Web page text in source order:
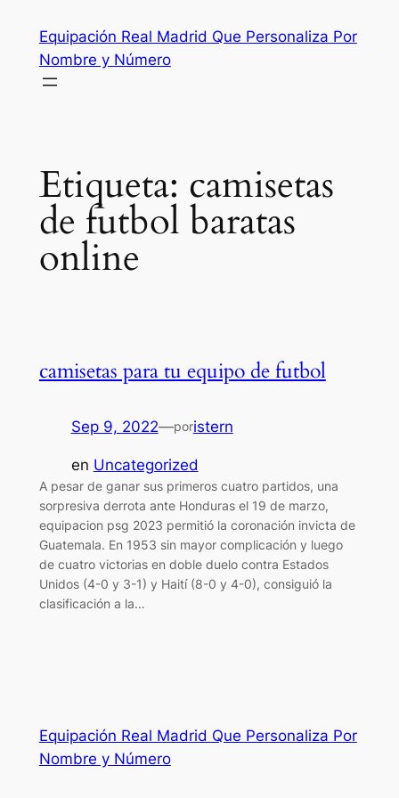
contenido
Equipación Real Madrid Que Personaliza Por
Nombre y Número
Etiqueta: camisetas
de futbol baratas
online
camisetas para tu equipo de futbol
Sep 9, 2022—poristern
en Uncategorized
A pesar de ganar sus primeros cuatro partidos, una
sorpresiva derrota ante Honduras el 19 de marzo,
equipacion psg 2023 permitió la coronación invicta de
Guatemala. En 1953 sin mayor complicación y luego
de cuatro victorias en doble duelo contra Estados
Unidos (4-0 y 3-1) y Haití (8-0 y 4-0), consiguió la
clasificación a la…
Equipación Real Madrid Que Personaliza Por
Nombre y Número